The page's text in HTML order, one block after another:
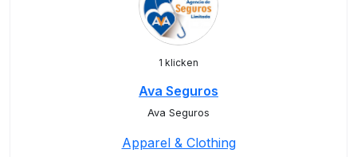
1 klicken
Ava Seguros
Ava Seguros
Apparel & Clothing